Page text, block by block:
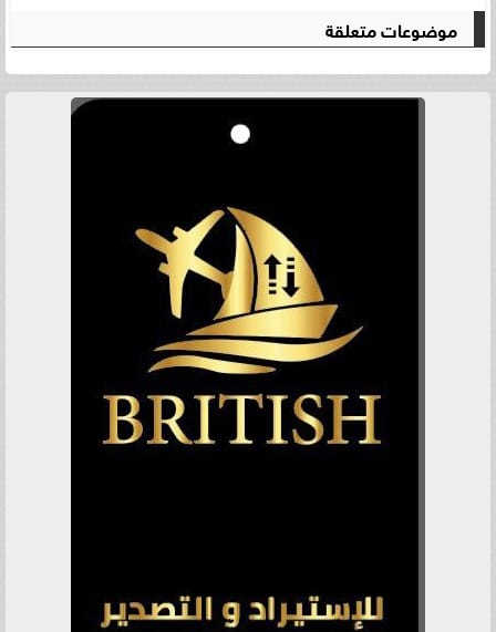
موضوعات متعلقة